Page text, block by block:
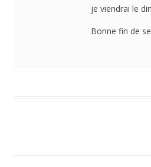
je viendrai le
Bonne fin de